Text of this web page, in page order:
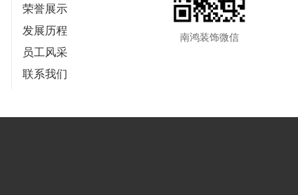
荣誉展示
发展历程
员工风采
联系我们
南鸿装饰微信